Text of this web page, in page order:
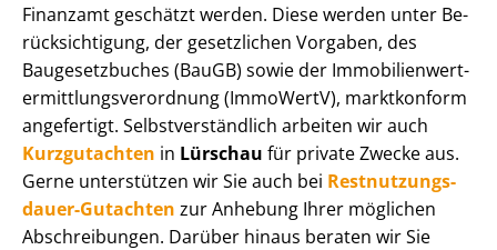
Finanzamt geschätzt werden. Diese werden unter Be­
rück­sich­ti­gung, der gesetzlichen Vorgaben, des
Baugesetzbuches (BauGB) sowie der Im­mo­bi­li­en­wert­
ermitt­lungs­ver­ord­nung (ImmoWertV), marktkonform
angefertigt. Selbst­ver­ständ­lich arbeiten wir auch
Kurzgutachten in Lürschau für private Zwecke aus.
Gerne unterstützen wir Sie auch bei Rest­nut­zungs­
dau­er-Gutachten zur Anhebung Ihrer möglichen
Abschreibungen. Darüber hinaus beraten wir Sie